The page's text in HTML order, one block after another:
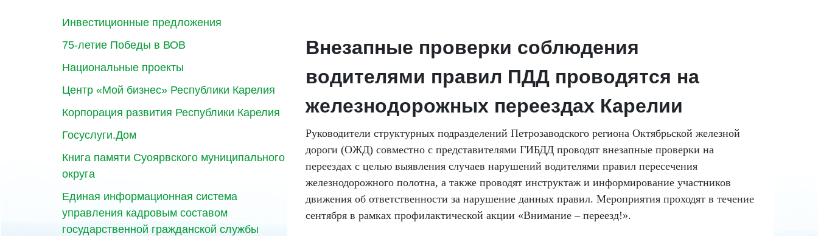
Инвестиционные предложения
75-летие Победы в ВОВ
Национальные проекты
Центр «Мой бизнес» Республики Карелия
Корпорация развития Республики Карелия
Госуслуги.Дом
Книга памяти Суоярвского муниципального
округа
Единая информационная система
управления кадровым составом
государственной гражданской службы
Внезапные проверки соблюдения
водителями правил ПДД проводятся на
железнодорожных переездах Карелии
Руководители структурных подразделений Петрозаводского региона Октябрьской железной
дороги (ОЖД) совместно с представителями ГИБДД проводят внезапные проверки на
переездах с целью выявления случаев нарушений водителями правил пересечения
железнодорожного полотна, а также проводят инструктаж и информирование участников
движения об ответственности за нарушение данных правил. Мероприятия проходят в течение
сентября в рамках профилактической акции «Внимание – переезд!».